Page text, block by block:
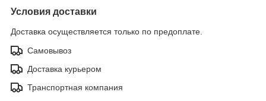
Условия доставки
Доставка осуществляется только по предоплате.
Самовывоз
Доставка курьером
Транспортная компания